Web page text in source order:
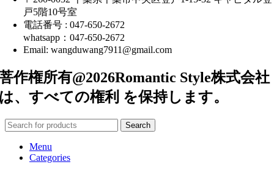
戸5階10号室
電話番号 : 047-650-2672
whatsapp：047-650-2672
Email: wangduwang7911@gmail.com
作権所有@2026Romantic Style株式会社
、すべての権利 を保持します。
Search
Menu
Categories